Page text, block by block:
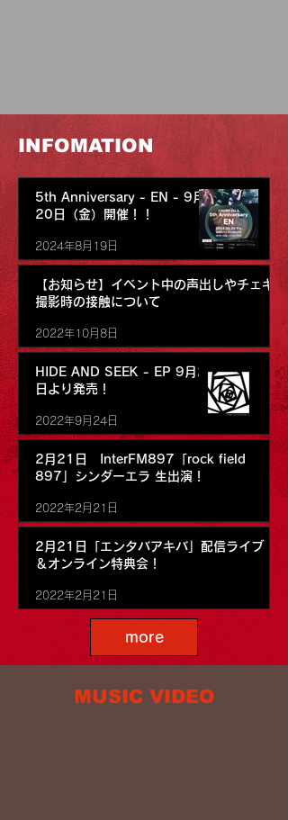
INFOMATION
5th Anniversary - EN - 9月
20日（金）開催！！
2024年8月19日
【お知らせ】イベント中の声出しやチェキ
撮影時の接触について
2022年10月8日
HIDE AND SEEK - EP 9月25
日より発売！
2022年9月24日
2月21日 InterFM897「rock field
897」シンダーエラ 生出演！
2022年2月21日
2月21日「エンタバアキバ」配信ライブ
＆オンライン特典会！
2022年2月21日
more
MUSIC VIDEO